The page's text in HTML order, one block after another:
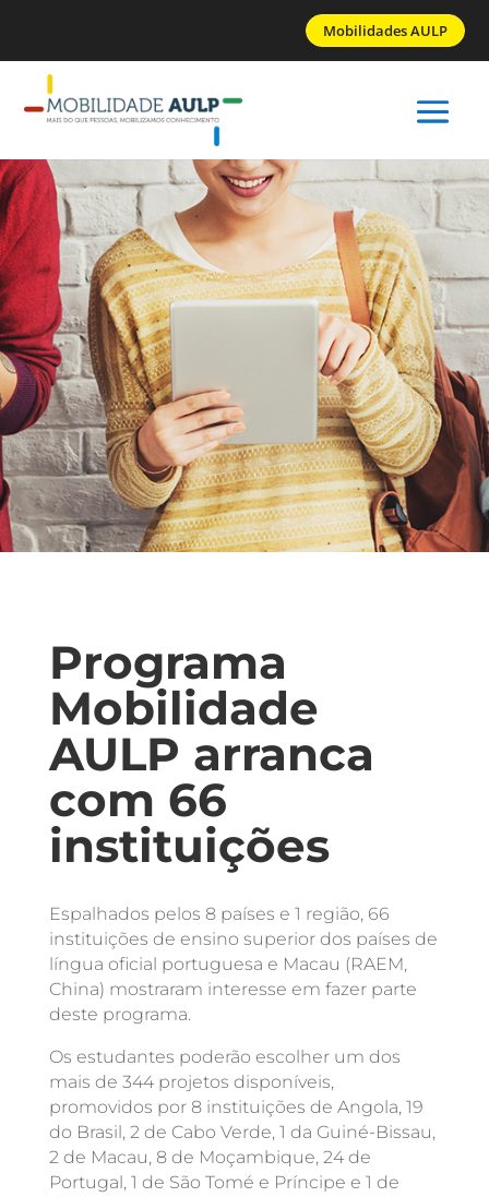
Mobilidades AULP
Programa
Mobilidade
AULP arranca
com 66
instituições
Espalhados pelos 8 países e 1 região, 66
instituições de ensino superior dos países de
língua oficial portuguesa e Macau (RAEM,
China) mostraram interesse em fazer parte
deste programa.
Os estudantes poderão escolher um dos
mais de 344 projetos disponíveis,
promovidos por 8 instituições de Angola, 19
do Brasil, 2 de Cabo Verde, 1 da Guiné-Bissau,
2 de Macau, 8 de Moçambique, 24 de
Portugal, 1 de São Tomé e Príncipe e 1 de